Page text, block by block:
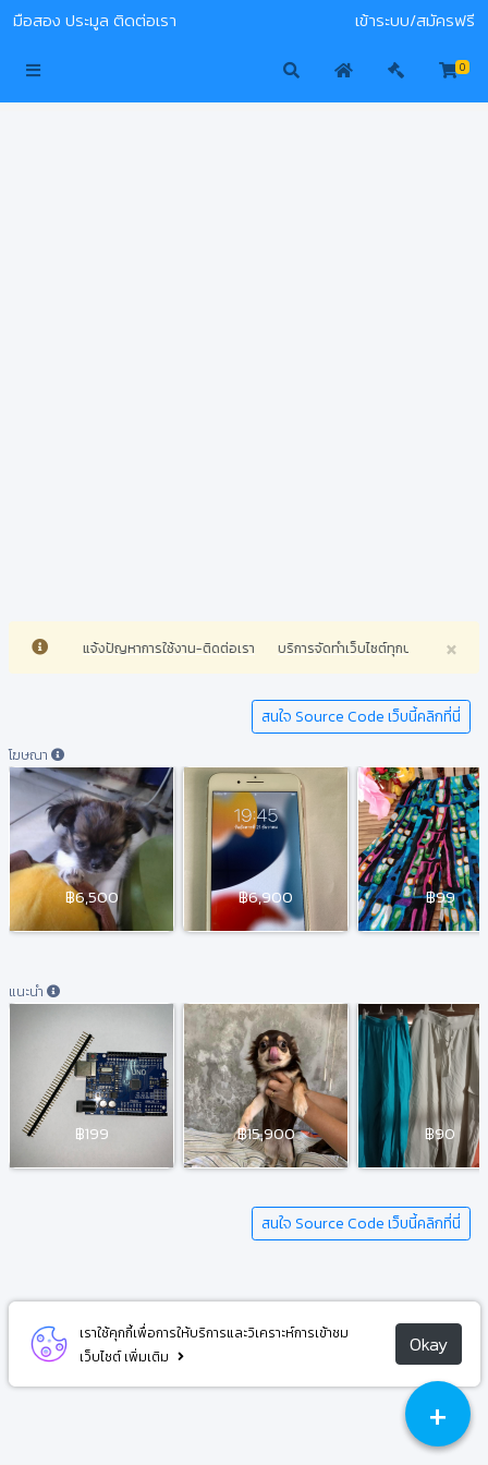
มือสอง ประมูล ติดต่อเรา เข้าระบบ/สมัครฟรี
0
×
แจ้งปัญหาการใช้งาน-ติดต่อเรา บริการจัดทำเว็บไซต์ทุกประเภทราคาถูก
สนใจ Source Code เว็บนี้คลิกที่นี่
โฆษณา
฿6,500 ฿6,900 ฿99
แนะนำ
฿199 ฿15,900 ฿90
สนใจ Source Code เว็บนี้คลิกที่นี่
เราใช้คุกกี้เพื่อการให้บริการและวิเคราะห์การเข้าชม
เว็บไซต์ เพิ่มเติม Okay
+